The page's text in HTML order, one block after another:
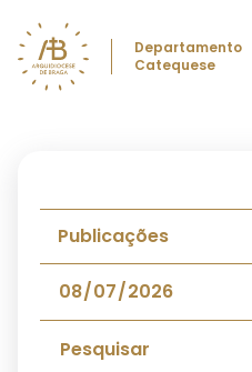
Departamento
Catequese